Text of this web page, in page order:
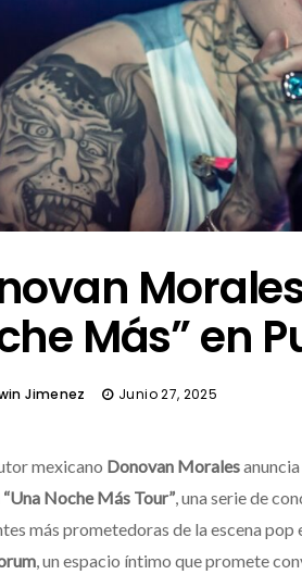
Más” en
Jimenez Junio 27, 2025
mexicano Donovan Morales
“Una Noche Más Tour” , una serie de
más prometedoras de la escena
, un espacio íntimo que promete